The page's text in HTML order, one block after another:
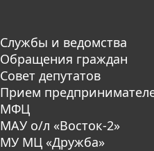
Службы и ведомства
Обращения граждан
Совет депутатов
Прием
МФЦ
МАУ о/л «Восток-2»
МУ МЦ «Дружба»